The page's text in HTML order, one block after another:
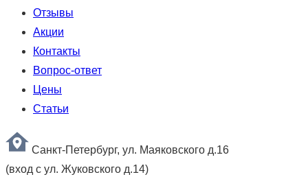
Отзывы
Акции
Контакты
Вопрос-ответ
Цены
Статьи
Санкт-Петербург, ул. Маяковского д.16
(вход с ул. Жуковского д.14)